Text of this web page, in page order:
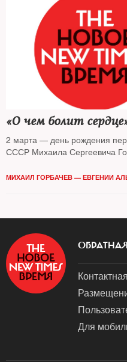
«О чем болит
2 марта — день рождения
СССР Михаила Сергеевича
МИХАИЛ ГОРБАЧЕВ — ЕВГЕНИИ
Для